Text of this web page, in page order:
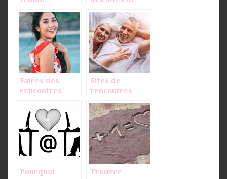
aussi
polémique que
cela
Faires des
rencontres
asiatiques
Sites de
rencontres
mode d’emploi
Pourquoi
Trouver